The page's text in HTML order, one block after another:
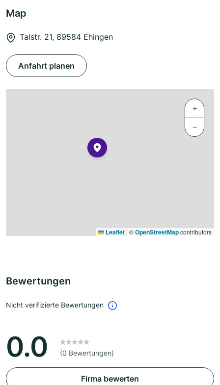
Map
Talstr. 21, 89584 Ehingen
Anfahrt planen
+
−
Leaflet | ©OpenStreetMapcontributors
Bewertungen
Nicht verifizierte Bewertungen
0.0 (0 Bewertungen)
Firma bewerten